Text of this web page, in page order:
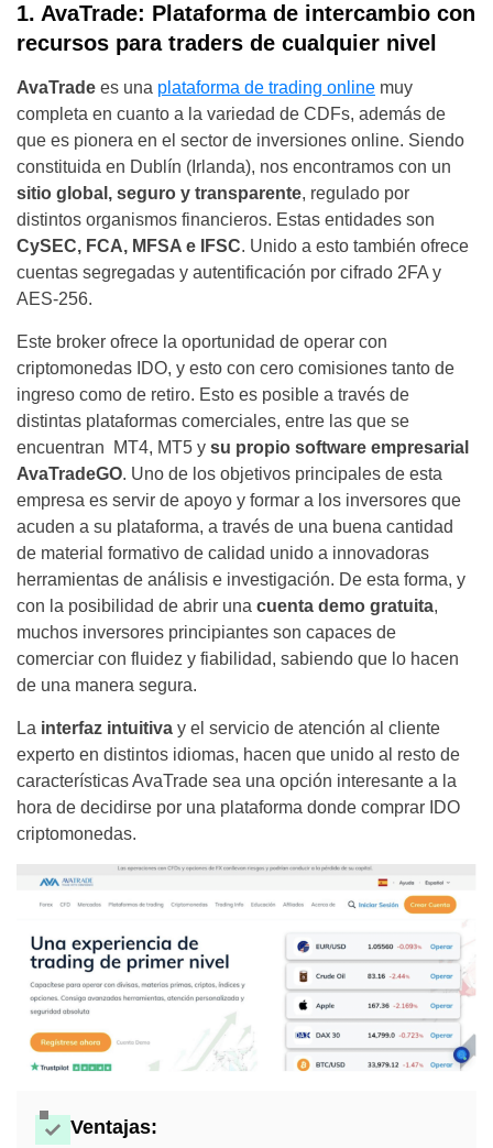
1. AvaTrade: Plataforma de intercambio con
recursos para traders de cualquier nivel
AvaTrade es una plataforma de trading online muy
completa en cuanto a la variedad de CDFs, además de
que es pionera en el sector de inversiones online. Siendo
constituida en Dublín (Irlanda), nos encontramos con un
sitio global, seguro y transparente, regulado por
distintos organismos financieros. Estas entidades son
CySEC, FCA, MFSA e IFSC. Unido a esto también ofrece
cuentas segregadas y autentificación por cifrado 2FA y
AES-256.
Este broker ofrece la oportunidad de operar con
criptomonedas IDO, y esto con cero comisiones tanto de
ingreso como de retiro. Esto es posible a través de
distintas plataformas comerciales, entre las que se
encuentran MT4, MT5 y su propio software empresarial
AvaTradeGO. Uno de los objetivos principales de esta
empresa es servir de apoyo y formar a los inversores que
acuden a su plataforma, a través de una buena cantidad
de material formativo de calidad unido a innovadoras
herramientas de análisis e investigación. De esta forma, y
con la posibilidad de abrir una cuenta demo gratuita,
muchos inversores principiantes son capaces de
comerciar con fluidez y fiabilidad, sabiendo que lo hacen
de una manera segura.
La interfaz intuitiva y el servicio de atención al cliente
experto en distintos idiomas, hacen que unido al resto de
características AvaTrade sea una opción interesante a la
hora de decidirse por una plataforma donde comprar IDO
criptomonedas.
Ventajas: